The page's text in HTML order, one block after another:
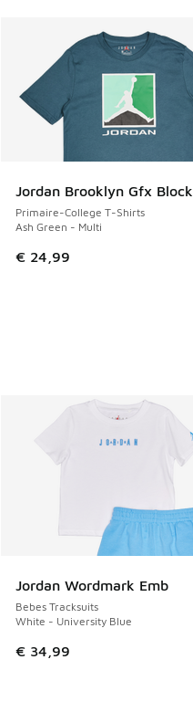
Jordan Brooklyn Gfx Block
Primaire-College T-Shirts
Ash Green - Multi
€ 24,99
Jordan Wordmark Emb
Bebes Tracksuits
White - University Blue
€ 34,99